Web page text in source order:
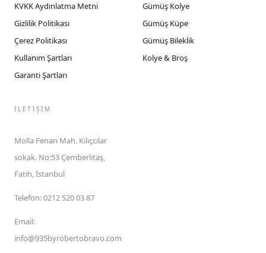
KVKK Aydınlatma Metni
Gizlilik Politikası
Çerez Politikası
Kullanım Şartları
Garanti Şartları
Gümüş Kolye
Gümüş Küpe
Gümüş Bileklik
Kolye & Broş
İLETIŞIM
Molla Fenari Mah. Kılıçcılar
sokak. No:53 Çemberlitaş,
Fatih, İstanbul
Telefon:0212 520 03 87
Email:
info@935byrobertobravo.com